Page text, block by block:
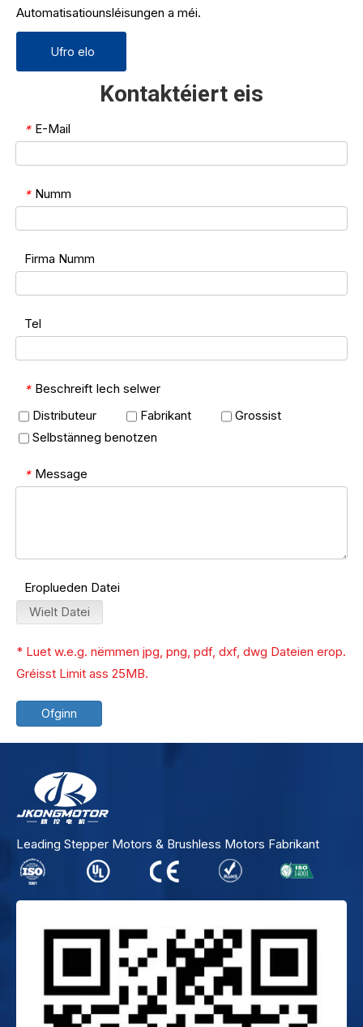
Automatisatiounsléisungen a méi.
Ufro elo
Kontaktéiert eis
* E-Mail
* Numm
Firma Numm
Tel
* Beschreift Iech selwer
Distributeur
Fabrikant
Grossist
Selbstänneg benotzen
* Message
Eroplueden Datei
Wielt Datei
* Luet w.e.g. nëmmen jpg, png, pdf, dxf, dwg Dateien erop.
Gréisst Limit ass 25MB.
Ofginn
Leading Stepper Motors & Brushless Motors Fabrikant